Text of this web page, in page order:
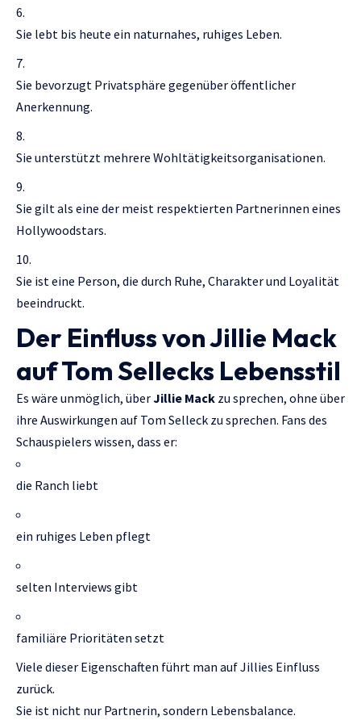
Sie lebt bis heute ein naturnahes, ruhiges Leben.
Sie bevorzugt Privatsphäre gegenüber öffentlicher
Anerkennung.
Sie unterstützt mehrere Wohltätigkeitsorganisationen.
Sie gilt als eine der meist respektierten Partnerinnen eines
Hollywoodstars.
Sie ist eine Person, die durch Ruhe, Charakter und Loyalität
beeindruckt.
Der Einfluss von Jillie Mack
auf Tom Sellecks Lebensstil
Es wäre unmöglich, überJillie Mack zu sprechen, ohne über
ihre Auswirkungen auf Tom Selleck zu sprechen. Fans des
Schauspielers wissen, dass er:
die Ranch liebt
ein ruhiges Leben pflegt
selten Interviews gibt
familiäre Prioritäten setzt
Viele dieser Eigenschaften führt man auf Jillies Einfluss
zurück.
Sie ist nicht nur Partnerin, sondern Lebensbalance.